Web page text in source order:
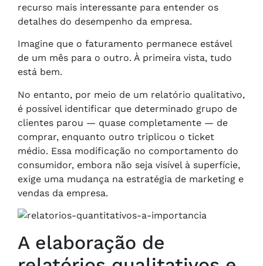
recurso mais interessante para entender os
detalhes do desempenho da empresa.
Imagine que o faturamento permanece estável
de um mês para o outro. À primeira vista, tudo
está bem.
No entanto, por meio de um relatório qualitativo,
é possível identificar que determinado grupo de
clientes parou — quase completamente — de
comprar, enquanto outro triplicou o ticket
médio. Essa modificação no comportamento do
consumidor, embora não seja visível à superfície,
exige uma mudança na estratégia de marketing e
vendas da empresa.
A elaboração de